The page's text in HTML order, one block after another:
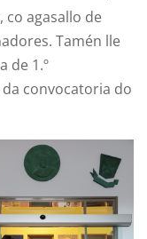
agasallo de
Tamén lle
de 1.º
convocatoria do